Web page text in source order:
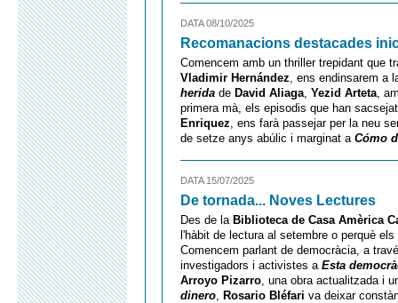
DATA 08/10/2025
Recomanacions destacades
Comencem amb un thriller trepidant que
Vladimir Hernández, ens endinsarem a
herida de David Aliaga, Yezid Arteta,
primera mà, els episodis que han
Enriquez, ens farà passejar per la neu
de setze anys abúlic i marginat a Cómo
DATA 15/07/2025
De tornada... Noves Lectures
Des de la Biblioteca de Casa Amèrica
l'hàbit de lectura al setembre o perquè
Comencem parlant de democràcia, a
investigadors i activistes a Esta
Arroyo Pizarro, una obra actualitzada i
dinero, Rosario Bléfari va deixar